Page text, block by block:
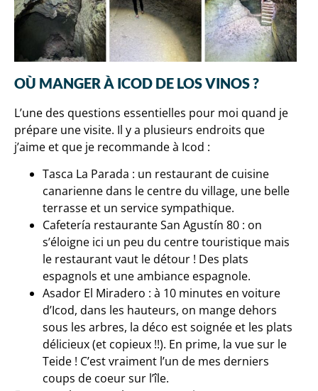
OÙ MANGER À ICOD DE LOS VINOS ?
L’une des questions essentielles pour moi quand je
prépare une visite. Il y a plusieurs endroits que
j’aime et que je recommande à Icod :
Tasca La Parada : un restaurant de cuisine
canarienne dans le centre du village, une belle
terrasse et un service sympathique.
Cafetería restaurante San Agustín 80 : on
s’éloigne ici un peu du centre touristique mais
le restaurant vaut le détour ! Des plats
espagnols et une ambiance espagnole.
Asador El Miradero : à 10 minutes en voiture
d’Icod, dans les hauteurs, on mange dehors
sous les arbres, la déco est soignée et les plats
délicieux (et copieux !!). En prime, la vue sur le
Teide ! C’est vraiment l’un de mes derniers
coups de coeur sur l’île.